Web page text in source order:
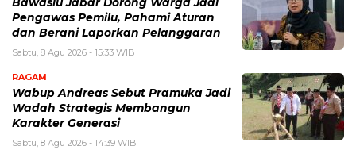
Bawaslu Jabar Dorong Warga Jadi
Pengawas Pemilu, Pahami Aturan
dan Berani Laporkan Pelanggaran
Sabtu, 8 Agu 2026 - 15:33 WIB
RAGAM
Wabup Andreas Sebut Pramuka Jadi
Wadah Strategis Membangun
Karakter Generasi ‎
Sabtu, 8 Agu 2026 - 14:39 WIB